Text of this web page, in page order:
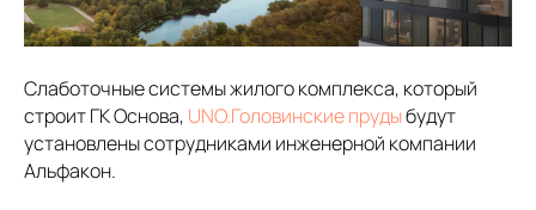
Слаботочные системы жилого комплекса, который
строит ГК Основа, UNO.Головинские прудыбудут
установлены сотрудниками инженерной компании
Альфакон.